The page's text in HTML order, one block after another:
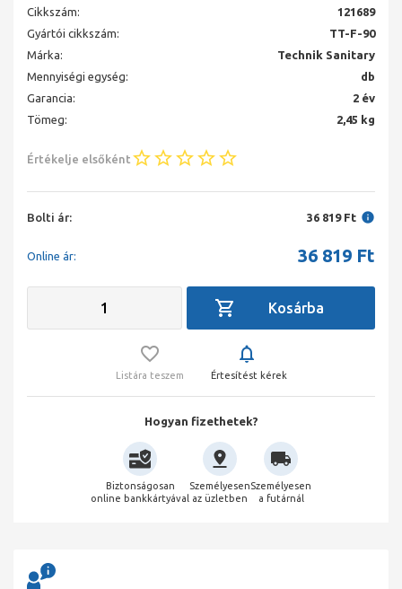
Cikkszám:
121689
Gyártói cikkszám:
TT-F-90
Márka:
Technik Sanitary
Mennyiségi egység:
db
Garancia:
2 év
Tömeg:
2,45 kg
Értékelje elsőként
Bolti ár: 36 819 Ft
Online ár: 36 819 Ft
Listára teszem Értesítést kérek
Hogyan fizethetek?
Biztonságosan
online bankkártyával
Személyesen
az üzletben
Személyesen
a futárnál